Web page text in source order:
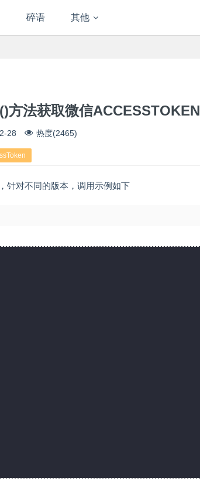
碎语 其他
法获取微信ACCESSTOKEN
28 热度(2465)
针对不同的版本，调用示例如下